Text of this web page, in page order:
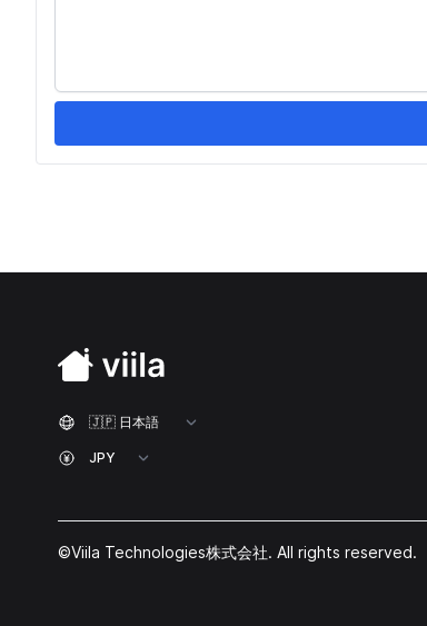
©Viila Technologies株式会社. All rights reserved.